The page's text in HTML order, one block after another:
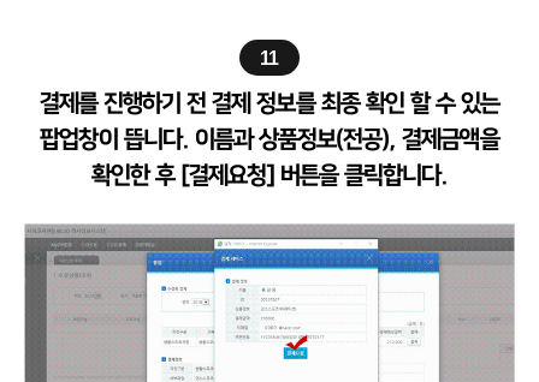
11
결제를 진행하기 전 결제 정보를 최종 확인 할 수 있는
팝업창이 뜹니다. 이름과 상품정보(전공), 결제금액을
확인한 후 [결제요청] 버튼을 클릭합니다.